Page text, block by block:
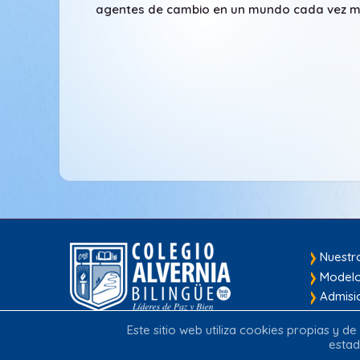
agentes de cambio en un mundo cada vez
Este sitio web utiliza cookies propias y